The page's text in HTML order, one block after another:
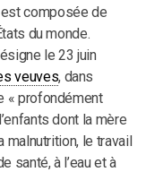
composée de
du monde.
le 23 juin
veuves, dans
« profondément
dont la mère
malnutrition, le travail
santé, à l’eau et à